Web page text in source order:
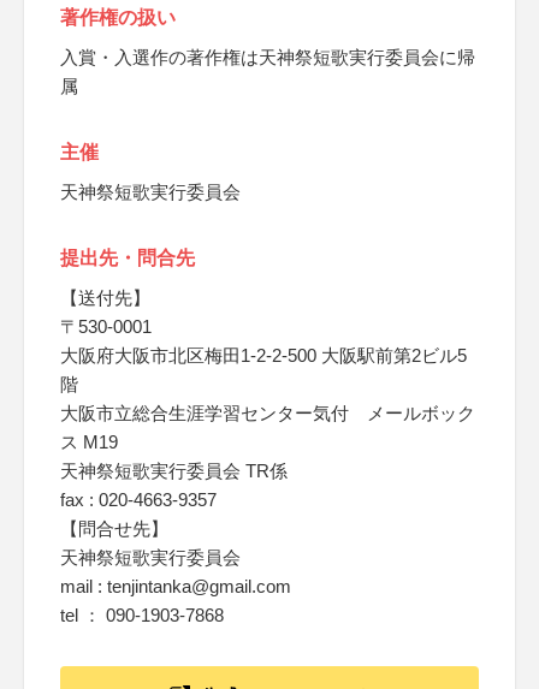
著作権の扱い
入賞・入選作の著作権は天神祭短歌実行委員会に帰
属
主催
天神祭短歌実行委員会
提出先・問合先
【送付先】
〒530-0001
大阪府大阪市北区梅田1-2-2-500 大阪駅前第2ビル5
階
大阪市立総合生涯学習センター気付 メールボック
ス M19
天神祭短歌実行委員会 TR係
fax : 020-4663-9357
【問合せ先】
天神祭短歌実行委員会
mail : tenjintanka@gmail.com
tel ： 090-1903-7868